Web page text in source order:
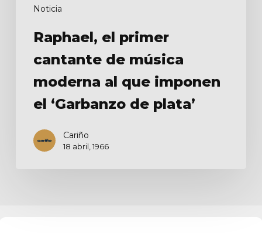
Noticia
Raphael, el primer
cantante de música
moderna al que imponen
el ‘Garbanzo de plata’
Cariño
18 abril, 1966